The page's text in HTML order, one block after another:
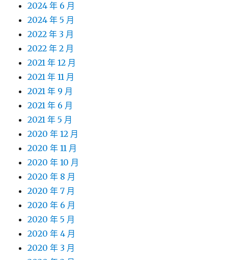
2024 年 6 月
2024 年 5 月
2022 年 3 月
2022 年 2 月
2021 年 12 月
2021 年 11 月
2021 年 9 月
2021 年 6 月
2021 年 5 月
2020 年 12 月
2020 年 11 月
2020 年 10 月
2020 年 8 月
2020 年 7 月
2020 年 6 月
2020 年 5 月
2020 年 4 月
2020 年 3 月